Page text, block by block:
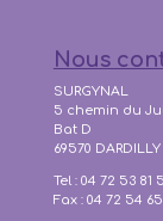
Nous
SURGYNAL
5 chemin du
Bat D
69570 DARDILLY
Tel : 04 72 53 81
Fax : 04 72 54